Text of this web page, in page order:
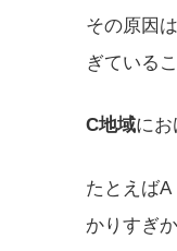
その原因
ぎている
C地域に
たとえば
かりすぎ